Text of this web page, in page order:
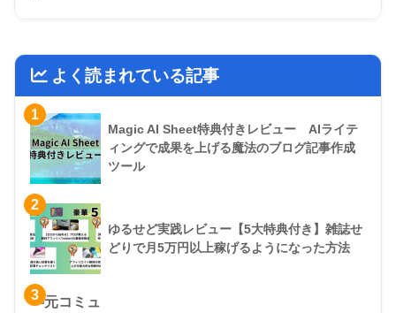
よく読まれている記事
1
Magic AI Sheet特典付きレビュー AIライテ
ィングで成果を上げる魔法のブログ記事作成
ツール
2
ゆるせど実践レビュー【5大特典付き】雑誌せ
どりで月5万円以上稼げるようになった方法
3